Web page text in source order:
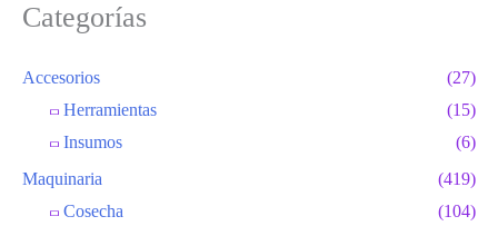
Categorías
Accesorios
(27)
Herramientas
(15)
Insumos
(6)
Maquinaria
(419)
Cosecha
(104)